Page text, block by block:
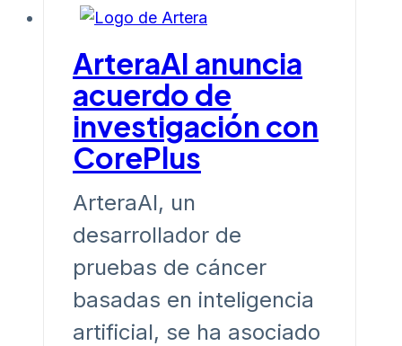
ArteraAI anuncia
acuerdo de
investigación con
CorePlus
ArteraAI, un
desarrollador de
pruebas de cáncer
basadas en inteligencia
artificial, se ha asociado